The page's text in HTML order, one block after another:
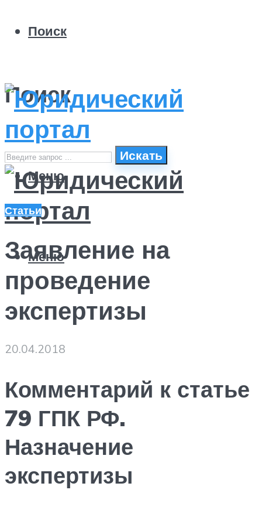
Поиск
Поиск
Искать
Меню
Меню
Статьи
Заявление на
проведение
экспертизы
20.04.2018
Комментарий к статье
79 ГПК РФ.
Назначение
экспертизы